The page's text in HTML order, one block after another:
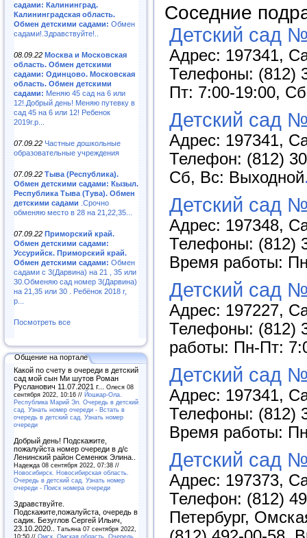
садами: Калининград.
Калининградская область.
Обмен детскими садами: Обмен
садами!.Здравствуйте!..
08.09.22 Москва и Московская
область. Обмен детскими
садами: Одинцово. Московская
область. Обмен детскими
садами: Меняю 45 сад на 6 или
12!.Добрый день! Меняю путевку в
сад 45 на 6 или 12! Ребенок
2019г.р...
07.09.22 Частные дошкольные
образовательные учреждения
07.09.22 Тыва (Республика).
Обмен детскими садами: Кызыл.
Республика Тыва (Тува). Обмен
детскими садами .Срочно
обменяю место в 28 на 21,22,35...
07.09.22 Приморский край.
Обмен детскими садами:
Уссурийск. Приморский край.
Обмен детскими садами: Обмен
садами с 3(Дарвина) на 21 , 35 или
30.Обменяю сад номер 3(Дарвина)
на 21,35 или 30 . Ребёнок 2018 г,
р...
Посмотреть все
Общение на портале
Какой по счету в очереди в детский
сад мой сын Ми шутов Роман
Русланович 11.07.2021 г... Олеся 08
сентября 2022, 10:16 // Йошкар-Ола.
Республика Марий Эл. Очередь в детский
сад. Узнать номер очереди - Встать в
очередь в детский сад. Узнать номер
очереди
Добрый день! Подскажите,
пожалуйста номер очереди в д/с
Ленинский район Семенюк Элина..
Надежда 08 сентября 2022, 07:38 //
Новосибирск. Новосибирская область.
Очередь в детский сад. Узнать номер
очереди - Поиск номера очереди
Здравствуйте.
Подскажите,пожалуйста, очередь в
садик. Безуглов Сергей Ильич,
23.10.2020.. Татьяна 07 сентября 2022,
10:50 // Омск. Омская область. Очередь
Соседние
Детский сад
Адрес: 197341,
Телефоны: (812)
Пт: 7:00-19:00,
Детский сад
Адрес: 197341,
Телефон: (812)
Сб, Вс: Выходной
Детский сад
Адрес: 197348,
Телефоны: (812)
Время работы:
Детский сад
Адрес: 197227,
Телефоны: (812)
работы: Пн-Пт:
Детский сад
Адрес: 197341,
Телефоны: (812)
Время работы:
Детский сад
Адрес: 197373,
Телефон: (812)
Петербург,